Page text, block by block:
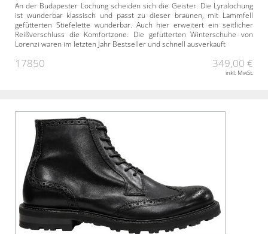
An der Budapester Lochung scheiden sich die Geister. Die Lyralochung
ist wunderbar klassisch und passt zu dieser braunen, mit Lammfell
gefütterten Stiefelette wunderbar. Auch hier erweitert ein seitlicher
Reißverschluss die Komfortzone. Die gefütterten Winterschuhe von
Lorenzi waren im letzten Jahr Bestseller und schnell ausverkauft
17850 349,00 €
inkl. MwSt.